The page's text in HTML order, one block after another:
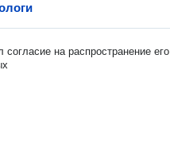
согласие на распространение его